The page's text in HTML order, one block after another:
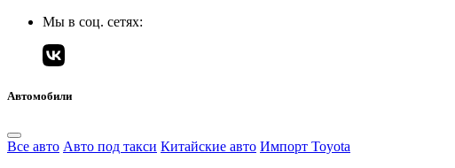
Мы в соц. сетях:
Автомобили
Все авто Авто под такси Китайские авто Импорт Toyota